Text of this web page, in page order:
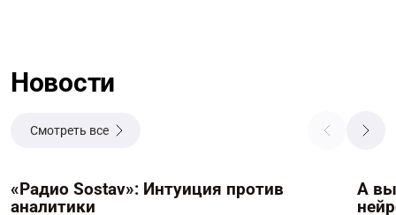
Новости
Смотреть все
«Радио Sostav»: Интуиция против
аналитики
А